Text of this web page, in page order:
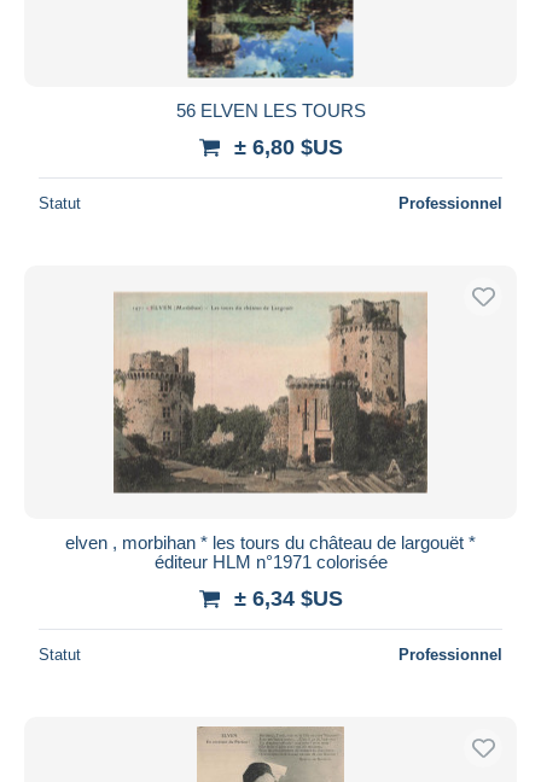
56 ELVEN LES TOURS
± 6,80 $US
Statut Professionnel
elven , morbihan * les tours du château de largouët *
éditeur HLM n°1971 colorisée
± 6,34 $US
Statut Professionnel